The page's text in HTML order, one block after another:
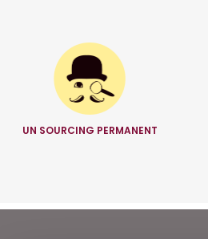
UN SOURCING PERMANENT